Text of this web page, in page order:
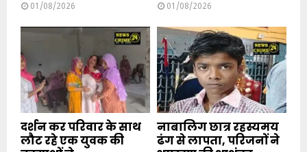
01/08/2026 01/08/2026
दर्शन कर परिवार के साथ
लौट रहे एक युवक की
नाबालिग छात्र रहस्यमय
ढंग से लापता, परिजनों ने